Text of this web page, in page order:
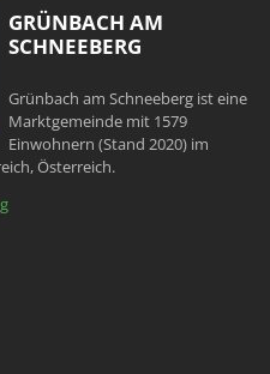
GRÜNBACH AM
SCHNEEBERG
Grünbach am Schneeberg ist eine
Marktgemeinde mit 1579
Einwohnern (Stand 2020) im
Österreich.